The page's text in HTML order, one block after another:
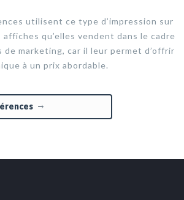
utilisent ce type d’impression sur
qu’elles vendent dans le cadre
de marketing, car il leur permet d’offrir
à un prix abordable.